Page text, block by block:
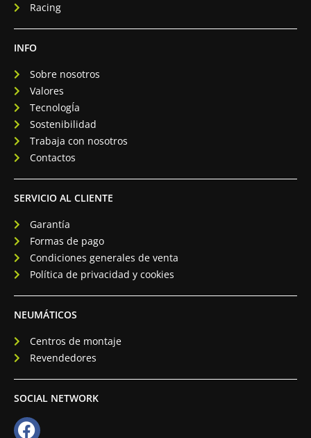
Racing
INFO
Sobre nosotros
Valores
TecnologÍa
Sostenibilidad
Trabaja con nosotros
Contactos
SERVICIO AL CLIENTE
Garantía
Formas de pago
Condiciones generales de venta
Política de privacidad y cookies
NEUMÁTICOS
Centros de montaje
Revendedores
SOCIAL NETWORK